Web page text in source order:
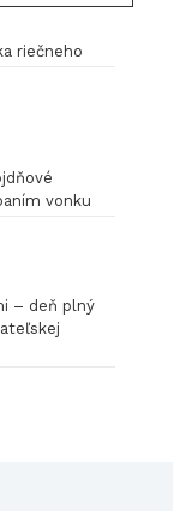
riečneho
vonku
– deň plný